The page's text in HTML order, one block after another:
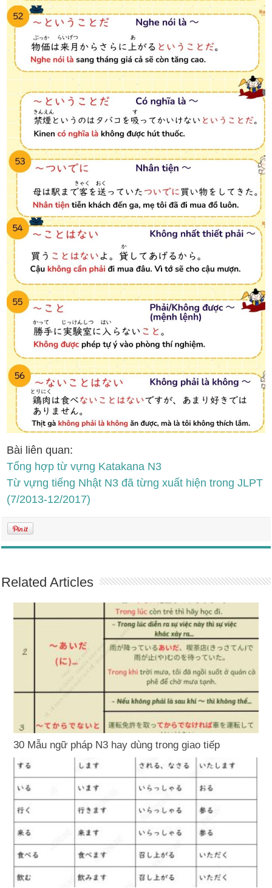
Bài liên quan:
Tổng hợp từ vựng Katakana N3
Từ vựng tiếng Nhật N3 đã từng xuất hiện trong JLPT
(7/2013-12/2017)
Related Articles
30 Mẫu ngữ pháp N3 hay dùng trong giao tiếp